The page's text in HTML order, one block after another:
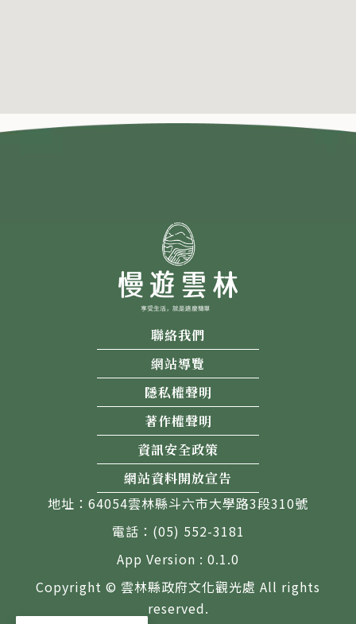
聯絡我們
網站導覽
隱私權聲明
著作權聲明
資訊安全政策
網站資料開放宣告
地址：64054雲林縣斗六市大學路3段310號
電話：(05) 552-3181
App Version : 0.1.0
Copyright © 雲林縣政府文化觀光處 All rights
reserved.